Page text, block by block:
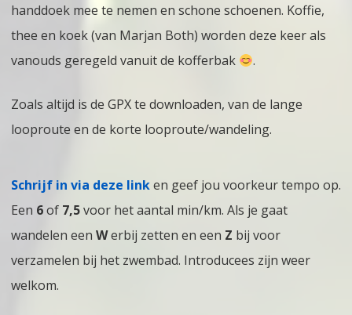
handdoek mee te nemen en schone schoenen. Koffie,
thee en koek (van Marjan Both) worden deze keer als
vanouds geregeld vanuit de kofferbak
.
Zoals altijd is de GPX te downloaden, van de lange
looproute en de korte looproute/wandeling.
Schrijf in via deze linken geef jou voorkeur tempo op.
Een 6of 7,5voor het aantal min/km. Als je gaat
wandelen een Werbij zetten en een Z bij voor
verzamelen bij het zwembad. Introducees zijn weer
welkom.